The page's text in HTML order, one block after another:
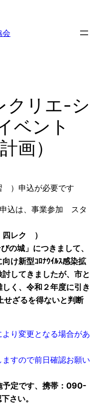
会
リエ-シ
ベント
計画）
）申込が必要です
込は、事業参加 スタ
レク ）
城」につきまして、
け新型ｺﾛﾅｳｲﾙｽ感染拡
してきましたが、 市と
く、令和２年度に引き
せざるを得ないと判断
り変更となる場合があ
ますので前日確認お願い
定です、 携帯：090-
さい。